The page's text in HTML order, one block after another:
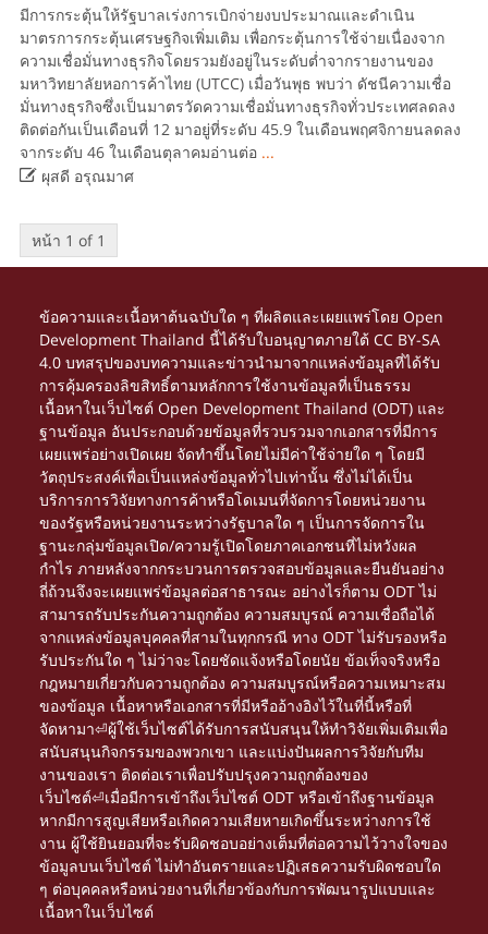
มีการกระตุ้นให้รัฐบาลเร่งการเบิกจ่ายงบประมาณและดำเนิน
มาตรการกระตุ้นเศรษฐกิจเพิ่มเติม เพื่อกระตุ้นการใช้จ่ายเนื่องจาก
ความเชื่อมั่นทางธุรกิจโดยรวมยังอยู่ในระดับต่ำจากรายงานของ
มหาวิทยาลัยหอการค้าไทย (UTCC) เมื่อวันพุธ พบว่า ดัชนีความเชื่อ
มั่นทางธุรกิจซึ่งเป็นมาตรวัดความเชื่อมั่นทางธุรกิจทั่วประเทศลดลง
ติดต่อกันเป็นเดือนที่ 12 มาอยู่ที่ระดับ 45.9 ในเดือนพฤศจิกายนลดลง
จากระดับ 46 ในเดือนตุลาคมอ่านต่อ ...
ผุสดี อรุณมาศ
หน้า 1 of 1
ข้อความและเนื้อหาต้นฉบับใด ๆ ที่ผลิตและเผยแพร่โดย Open
Development Thailand นี้ได้รับใบอนุญาตภายใต้CC BY-SA
4.0 บทสรุปของบทความและข่าวนำมาจากแหล่งข้อมูลที่ได้รับ
การคุ้มครองลิขสิทธิ์ตามหลักการใช้งานข้อมูลที่เป็นธรรม
เนื้อหาในเว็บไซต์ Open Development Thailand (ODT) และ
ฐานข้อมูล อันประกอบด้วยข้อมูลที่รวบรวมจากเอกสารที่มีการ
เผยแพร่อย่างเปิดเผย จัดทำขึ้นโดยไม่มีค่าใช้จ่ายใด ๆ โดยมี
วัตถุประสงค์เพื่อเป็นแหล่งข้อมูลทั่วไปเท่านั้น ซึ่งไม่ได้เป็น
บริการการวิจัยทางการค้าหรือโดเมนที่จัดการโดยหน่วยงาน
ของรัฐหรือหน่วยงานระหว่างรัฐบาลใด ๆ เป็นการจัดการใน
ฐานะกลุ่มข้อมูลเปิด/ความรู้เปิดโดยภาคเอกชนที่ไม่หวังผล
กำไร ภายหลังจากกระบวนการตรวจสอบข้อมูลและยืนยันอย่าง
ถี่ถ้วนจึงจะเผยแพร่ข้อมูลต่อสาธารณะ อย่างไรก็ตาม ODT ไม่
สามารถรับประกันความถูกต้อง ความสมบูรณ์ ความเชื่อถือได้
จากแหล่งข้อมูลบุคคลที่สามในทุกกรณี ทาง ODT ไม่รับรองหรือ
รับประกันใด ๆ ไม่ว่าจะโดยชัดแจ้งหรือโดยนัย ข้อเท็จจริงหรือ
กฎหมายเกี่ยวกับความถูกต้อง ความสมบูรณ์หรือความเหมาะสม
ของข้อมูล เนื้อหาหรือเอกสารที่มีหรืออ้างอิงไว้ในที่นี้หรือที่
จัดหามา⏎ผู้ใช้เว็บไซต์ได้รับการสนับสนุนให้ทำวิจัยเพิ่มเติมเพื่อ
สนับสนุนกิจกรรมของพวกเขา และแบ่งปันผลการวิจัยกับทีม
งานของเรา ติดต่อเราเพื่อปรับปรุงความถูกต้องของ
เว็บไซต์⏎เมื่อมีการเข้าถึงเว็บไซต์ ODT หรือเข้าถึงฐานข้อมูล
หากมีการสูญเสียหรือเกิดความเสียหายเกิดขึ้นระหว่างการใช้
งาน ผู้ใช้ยินยอมที่จะรับผิดชอบอย่างเต็มที่ต่อความไว้วางใจของ
ข้อมูลบนเว็บไซต์ ไม่ทำอันตรายและปฏิเสธความรับผิดชอบใด
ๆ ต่อบุคคลหรือหน่วยงานที่เกี่ยวข้องกับการพัฒนารูปแบบและ
เนื้อหาในเว็บไซต์